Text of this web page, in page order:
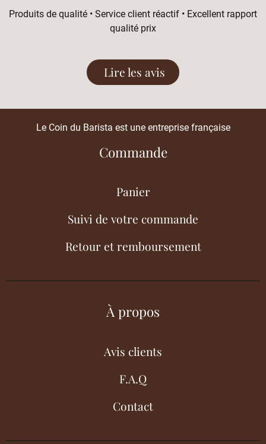
Produits de qualité • Service client réactif • Excellent rapport
qualité prix
Lire les avis
Le Coin du Barista est une entreprise française
Commande
Panier
Suivi de votre commande
Retour et remboursement
À propos
Avis clients
F.A.Q
Contact